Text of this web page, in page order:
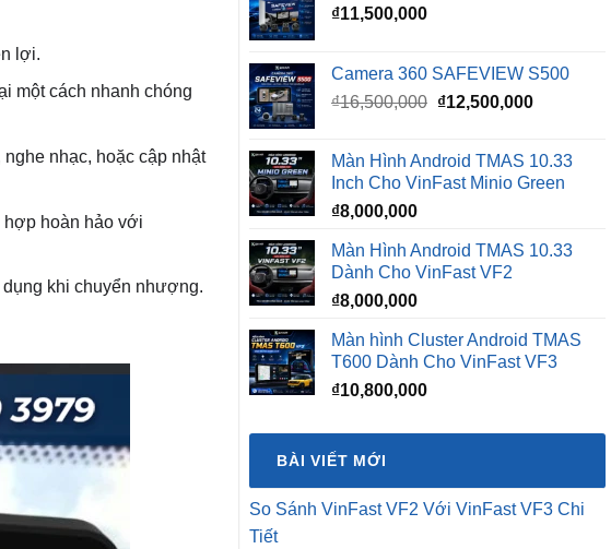
lợi.
một cách nhanh chóng
nhạc, hoặc cập nhật
hợp hoàn hảo với
khi chuyển nhượng.
₫11,500,000
Camera 360 SAFEVIEW S500
₫16,500,000 Giá
₫16,500,000.
₫12,500,000Giá
là:
Màn Hình Android TMAS 10.33
Inch Cho VinFast Minio Green
₫8,000,000
Màn Hình Android TMAS 10.33
Dành Cho VinFast VF2
₫8,000,000
Màn hình Cluster Android TMAS
T600 Dành Cho VinFast VF3
₫10,800,000
BÀI VIẾT MỚI
So Sánh VinFast VF2 Với VinFast VF3 Chi
Tiết